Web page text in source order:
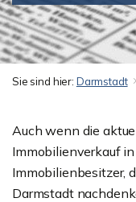
Sie sind hier: Darmstadt
Auch wenn die
Immobilienverkauf
Immobilienbesitzer,
Darmstadt